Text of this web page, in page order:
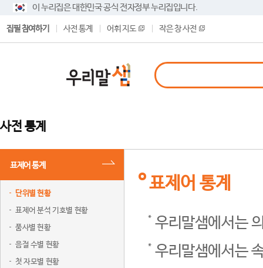
이 누리집은 대한민국 공식 전자정부 누리집입니다.
집필 참여하기 사전 통계 어휘 지도 작은 창 사전
사전 통계
표제어 통계
단위별 현황
표제어 분석 기호별 현황
품사별 현황
음절 수별 현황
첫 자모별 현황
표제어 통계
우리말샘에서는
우리말샘에서는